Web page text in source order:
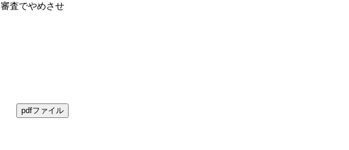
審査でやめさせ
pdfファイル